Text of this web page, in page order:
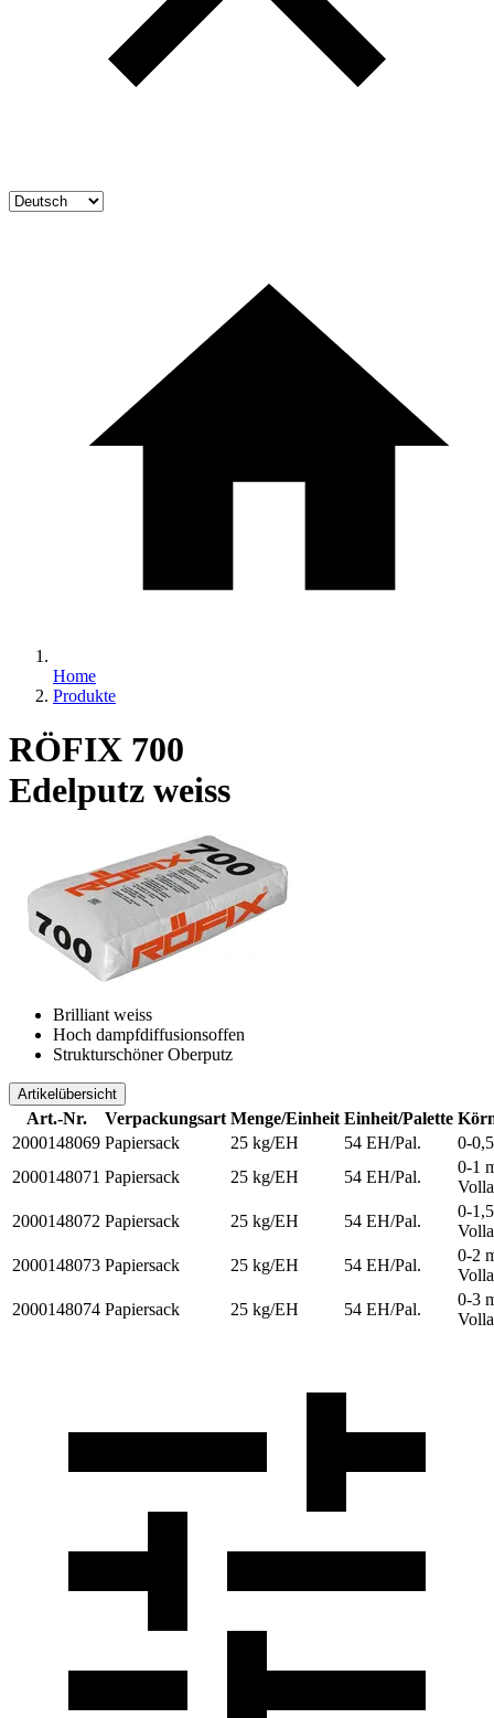
Home
Produkte
RÖFIX 700
Edelputz weiss
Brilliant weiss
Hoch dampfdiffusionsoffen
Strukturschöner Oberputz
Artikelübersicht
Art.-Nr. Verpackungsart Menge/Einheit Einheit/Palette
2000148069 Papiersack 25 kg/EH 54 EH/Pal.
0-
2000148071 Papiersack 25 kg/EH 54 EH/Pal.
0-1
2000148072 Papiersack 25 kg/EH 54 EH/Pal.
0-
2000148073 Papiersack 25 kg/EH 54 EH/Pal.
0-2
2000148074 Papiersack 25 kg/EH 54 EH/Pal.
0-3